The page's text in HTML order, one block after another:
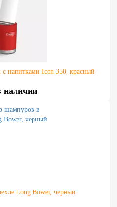
с напитками Icon 350, красный
наличии
Long Bower, черный